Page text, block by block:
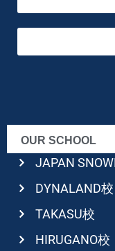
OUR SCHOOL
JAPAN
DYNALAND校
TAKASU校
HIRUGANO校